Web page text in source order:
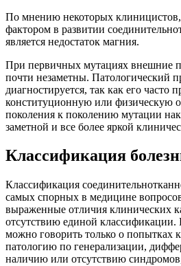
По мнению некоторых
фактором в развитии
является недостаток магния.
При первичных мутациях внешние
почти незаметны. Патологический
диагностируется, так как его часто
конституционную или физическую
поколения к поколению мутации
заметной и все более яркой
Классификация
Классификация
самых спорных в медицине
выраженные отличия клинических
отсутствию единой классификации.
можно говорить только о попытках
патологию по генерализации,
наличию или отсутствию